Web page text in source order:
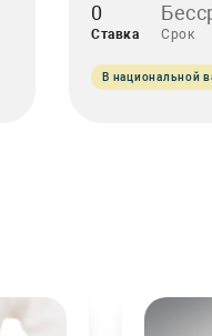
0
Ставка Срок
В национальной